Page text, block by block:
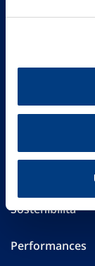
Governance
Altre
Sostenibilità
Performances